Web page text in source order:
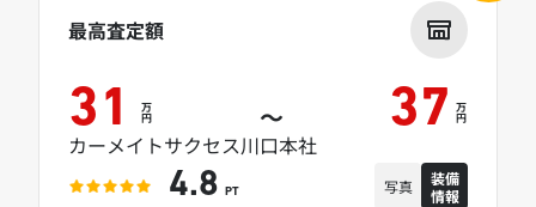
最高査定額
31 万
円 ～ 37 万
円
カーメイトサクセス川口本社
4.8 PT 写真
装備
情報